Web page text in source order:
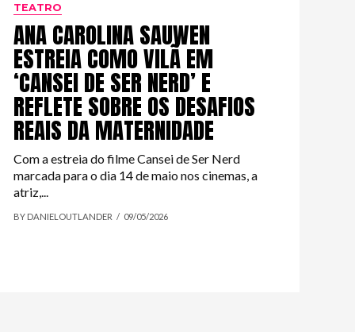
TEATRO
ANA CAROLINA SAUWEN
ESTREIA COMO VILÃ EM
‘CANSEI DE SER NERD’ E
REFLETE SOBRE OS DESAFIOS
REAIS DA MATERNIDADE
Com a estreia do filme Cansei de Ser Nerd
marcada para o dia 14 de maio nos cinemas, a
atriz,...
BY DANIELOUTLANDER 09/05/2026